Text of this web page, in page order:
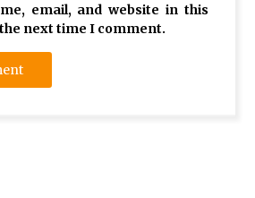
email, and website in this
next time I comment.